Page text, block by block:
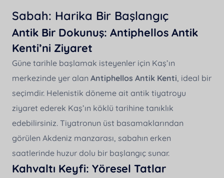
Sabah: Harika Bir Başlangıç
Antik Bir Dokunuş: Antiphellos Antik
Kenti’ni Ziyaret
Güne tarihle başlamak isteyenler için Kaş’ın
merkezinde yer alan Antiphellos Antik Kenti, ideal bir
seçimdir. Helenistik döneme ait antik tiyatroyu
ziyaret ederek Kaş’ın köklü tarihine tanıklık
edebilirsiniz. Tiyatronun üst basamaklarından
görülen Akdeniz manzarası, sabahın erken
saatlerinde huzur dolu bir başlangıç sunar.
Kahvaltı Keyfi: Yöresel Tatlar